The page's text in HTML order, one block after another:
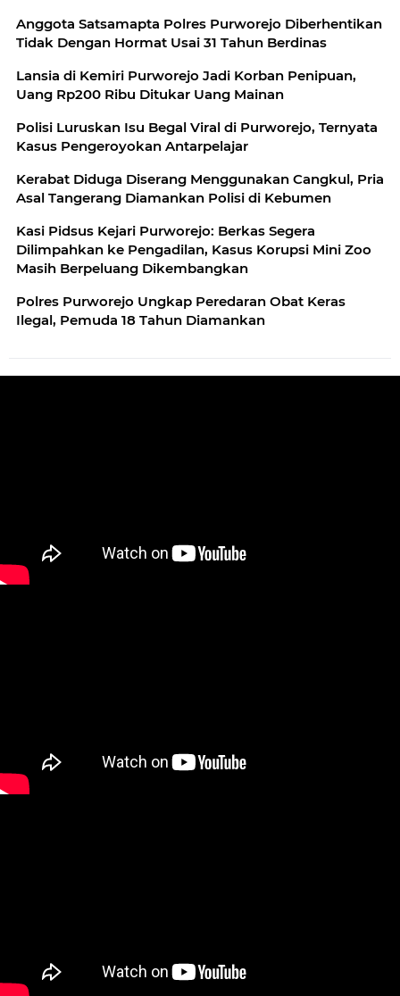
Anggota Satsamapta Polres Purworejo Diberhentikan
Tidak Dengan Hormat Usai 31 Tahun Berdinas
Lansia di Kemiri Purworejo Jadi Korban Penipuan,
Uang Rp200 Ribu Ditukar Uang Mainan
Polisi Luruskan Isu Begal Viral di Purworejo, Ternyata
Kasus Pengeroyokan Antarpelajar
Kerabat Diduga Diserang Menggunakan Cangkul, Pria
Asal Tangerang Diamankan Polisi di Kebumen
Kasi Pidsus Kejari Purworejo: Berkas Segera
Dilimpahkan ke Pengadilan, Kasus Korupsi Mini Zoo
Masih Berpeluang Dikembangkan
Polres Purworejo Ungkap Peredaran Obat Keras
Ilegal, Pemuda 18 Tahun Diamankan